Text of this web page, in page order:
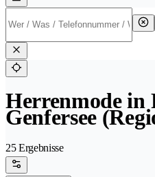
Herrenmode in
Genfersee
25 Ergebnisse